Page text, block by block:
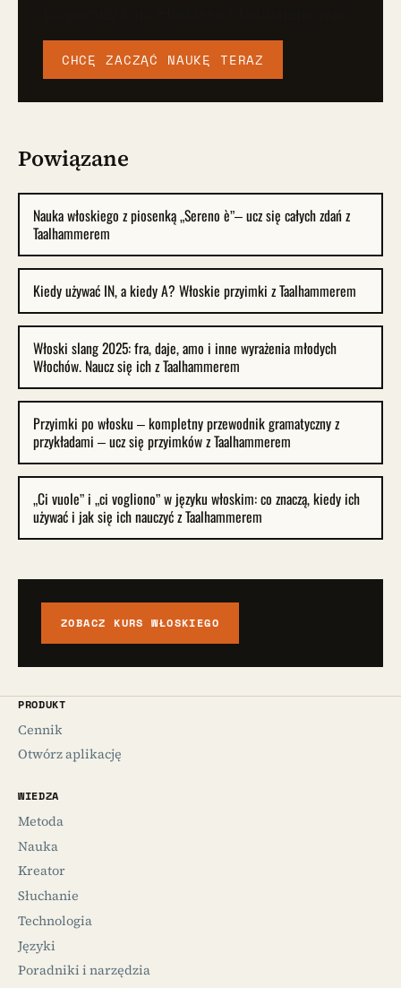
CHCĘ ZACZĄĆ NAUKĘ TERAZ
Powiązane
Nauka włoskiego z piosenką „Sereno è”– ucz się całych zdań z
Taalhammerem
Kiedy używać IN, a kiedy A? Włoskie przyimki z Taalhammerem
Włoski slang 2025: fra, daje, amo i inne wyrażenia młodych
Włochów. Naucz się ich z Taalhammerem
Przyimki po włosku – kompletny przewodnik gramatyczny z
przykładami – ucz się przyimków z Taalhammerem
„Ci vuole” i „ci vogliono” w języku włoskim: co znaczą, kiedy ich
używać i jak się ich nauczyć z Taalhammerem
ZOBACZ KURS WŁOSKIEGO
PRODUKT
Cennik
Otwórz aplikację
WIEDZA
Metoda
Nauka
Kreator
Słuchanie
Technologia
Języki
Poradniki i narzędzia